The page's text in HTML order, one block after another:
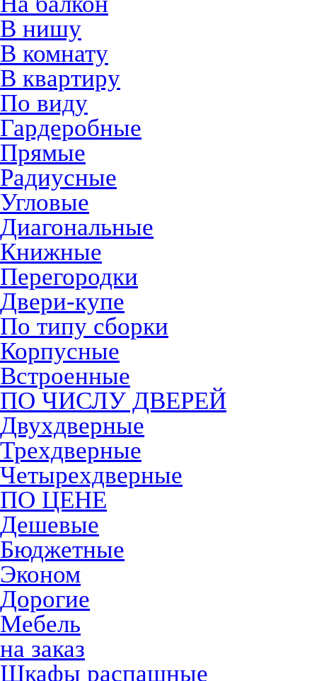
В нишу
В комнату
В квартиру
По виду
Гардеробные
Прямые
Радиусные
Угловые
Диагональные
Книжные
Перегородки
Двери-купе
По типу сборки
Корпусные
Встроенные
ПО ЧИСЛУ ДВЕРЕЙ
Двухдверные
Трехдверные
Четырехдверные
ПО ЦЕНЕ
Дешевые
Бюджетные
Эконом
Дорогие
Мебель
на заказ
Шкафы распашные